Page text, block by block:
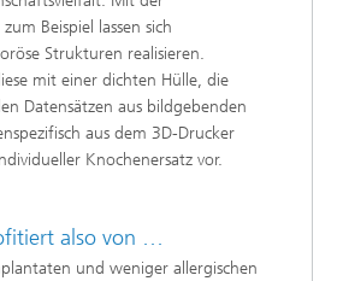
Beispiel lassen sich
Strukturen realisieren.
mit einer dichten Hülle, die
Datensätzen aus bildgebenden
aus dem 3D-Drucker
Knochenersatz vor.
also von …
und weniger allergischen